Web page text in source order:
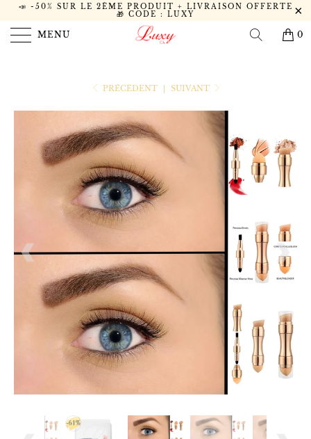
📣 -50% SUR LE 2ÈME PRODUIT + LIVRAISON OFFERTE
🎁 CODE : LUXY
MENU 0
PRÉCÉDENT SUIVANT